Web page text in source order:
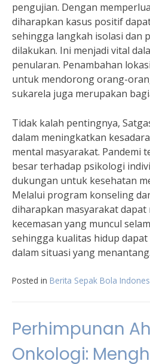
pengujian. Dengan
diharapkan kasus positif
sehingga langkah isolasi dan
dilakukan. Ini menjadi vital
penularan. Penambahan
untuk mendorong orang-
sukarela juga merupakan
Tidak kalah pentingnya,
dalam meningkatkan
mental masyarakat. Pandemi
besar terhadap psikologi
dukungan untuk kesehatan
Melalui program konseling
diharapkan masyarakat dapat
kecemasan yang muncul
sehingga kualitas hidup
dalam situasi yang menantang.
Posted in Berita Sepak Bola
Perhimpunan
Onkologi: